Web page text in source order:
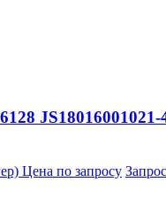
JS18016001021-
Цена по запросу